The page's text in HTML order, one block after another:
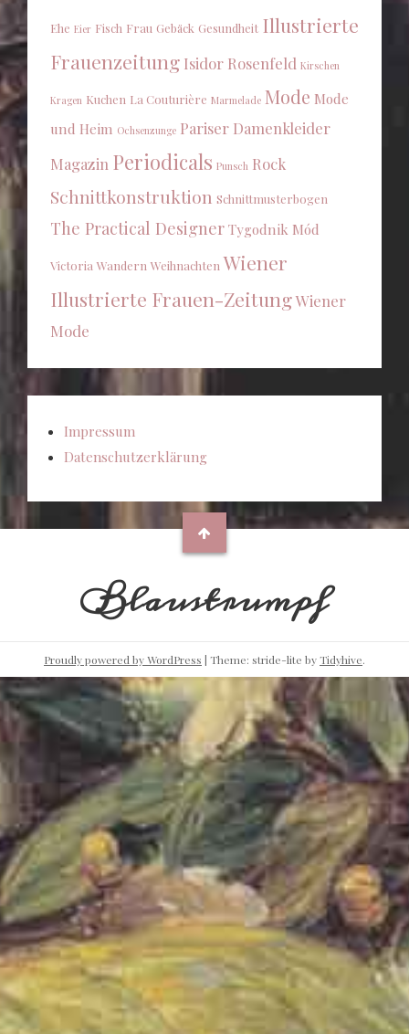
Ehe Eier Fisch Frau Gebäck Gesundheit Illustrierte
Frauenzeitung Isidor Rosenfeld Kirschen
Kragen Kuchen La Couturière Marmelade Mode Mode
und Heim Ochsenzunge Pariser Damenkleider
Magazin Periodicals Punsch Rock
Schnittkonstruktion Schnittmusterbogen
The Practical Designer Tygodnik Mód
Victoria Wandern Weihnachten Wiener
Illustrierte Frauen-ZeitungWiener
Mode
Impressum
Datenschutzerklärung
Blaustrumpf
Proudly powered by WordPress | Theme: stride-lite byTidyhive.